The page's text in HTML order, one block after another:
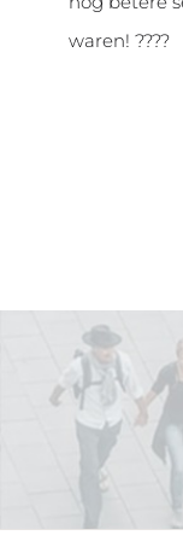
waren! ????